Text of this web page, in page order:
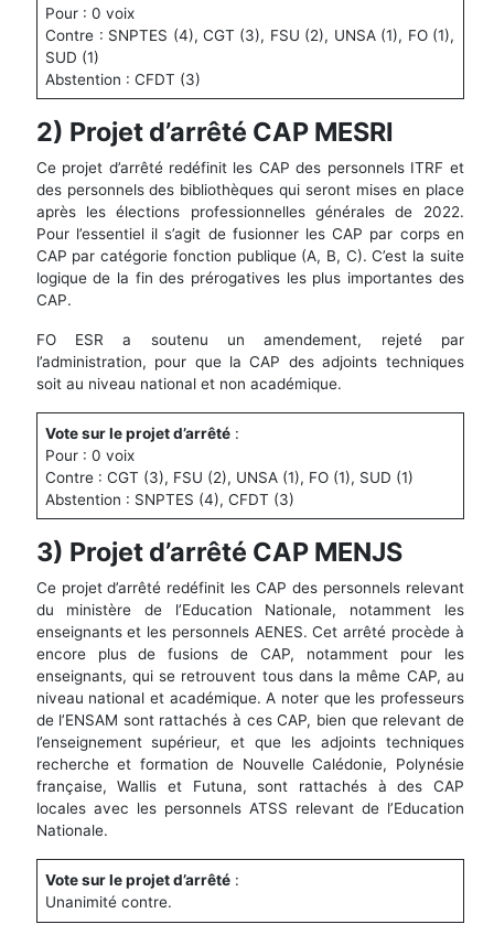
Pour : 0 voix
Contre : SNPTES (4), CGT (3), FSU (2), UNSA (1), FO (1),
SUD (1)
Abstention : CFDT (3)
2) Projet d’arrêté CAP MESRI
Ce projet d’arrêté redéfinit les CAP des personnels ITRF et
des personnels des bibliothèques qui seront mises en place
après les élections professionnelles générales de 2022.
Pour l’essentiel il s’agit de fusionner les CAP par corps en
CAP par catégorie fonction publique (A, B, C). C’est la suite
logique de la fin des prérogatives les plus importantes des
CAP.
FO ESR a soutenu un amendement, rejeté par
l’administration, pour que la CAP des adjoints techniques
soit au niveau national et non académique.
Vote sur le projet d’arrêté :
Pour : 0 voix
Contre : CGT (3), FSU (2), UNSA (1), FO (1), SUD (1)
Abstention : SNPTES (4), CFDT (3)
3) Projet d’arrêté CAP MENJS
Ce projet d’arrêté redéfinit les CAP des personnels relevant
du ministère de l’Education Nationale, notamment les
enseignants et les personnels AENES. Cet arrêté procède à
encore plus de fusions de CAP, notamment pour les
enseignants, qui se retrouvent tous dans la même CAP, au
niveau national et académique. A noter que les professeurs
de l’ENSAM sont rattachés à ces CAP, bien que relevant de
l’enseignement supérieur, et que les adjoints techniques
recherche et formation de Nouvelle Calédonie, Polynésie
française, Wallis et Futuna, sont rattachés à des CAP
locales avec les personnels ATSS relevant de l’Education
Nationale.
Vote sur le projet d’arrêté :
Unanimité contre.